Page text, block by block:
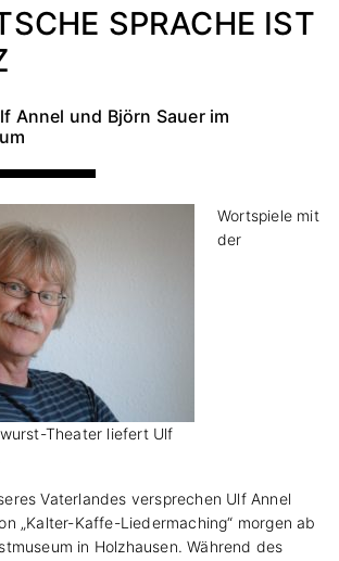
SPRACHE IST
Annel und Björn Sauer im
Theater liefert Ulf
Wortspiele mit
der
Vaterlandes versprechen Ulf Annel
„Kalter-Kaffe-Liedermaching“ morgen ab
in Holzhausen. Während des